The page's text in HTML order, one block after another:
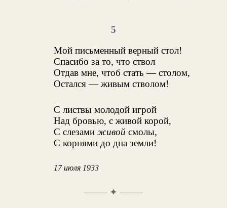
5
Мой письменный верный стол!
Спасибо за то, что ствол
Отдав мне, чтоб стать — столом,
Остался — живым стволом!
С листвы молодой игрой
Над бровью, с живой корой,
С слезамиживой смолы,
С корнями до дна земли!
17 июля 1933
✦